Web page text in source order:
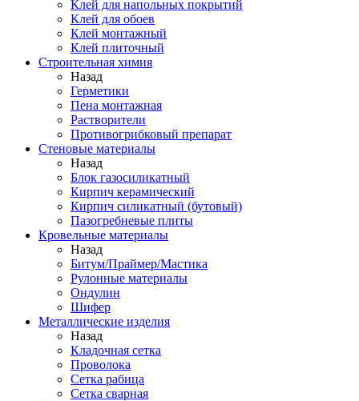
Клей для напольных покрытий
Клей для обоев
Клей монтажный
Клей плиточный
Строительная химия
Назад
Герметики
Пена монтажная
Растворители
Противогрибковый препарат
Стеновые материалы
Назад
Блок газосиликатный
Кирпич керамический
Кирпич силикатный (бутовый)
Пазогребневые плиты
Кровельные материалы
Назад
Битум/Праймер/Мастика
Рулонные материалы
Ондулин
Шифер
Металлические изделия
Назад
Кладочная сетка
Проволока
Сетка рабица
Сетка сварная